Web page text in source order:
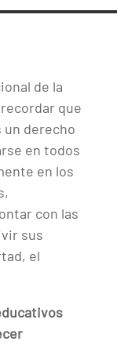
de la
que
un derecho
en todos
en los
con las
sus
el